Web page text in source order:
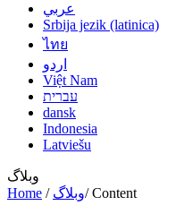
عربي
Srbija jezik (latinica)
ไทย
اردو
Việt Nam
עברית
dansk
Indonesia
Latviešu
وبلاگ
Home / وبلاگ/Content